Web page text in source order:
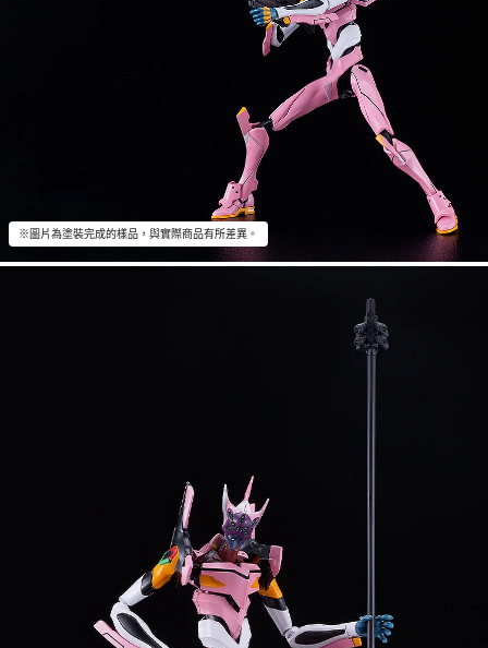
※圖片為塗裝完成的樣品，與實際商品有所差異。